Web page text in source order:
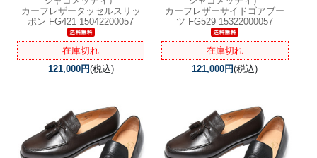
カーフレザータッセルスリッ
ポン FG421 15042200057
在庫切れ
121,000円(税込)
カーフレザーサイドゴアブー
ツ FG529 15322000057
在庫切れ
121,000円(税込)